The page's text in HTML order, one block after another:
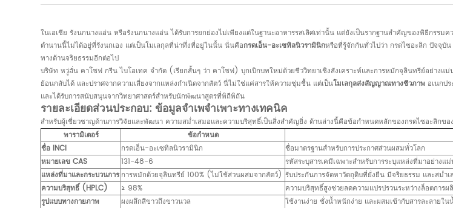
ในเอเชีย รังนกนางแอ่น หรือรังนกนางแอ่น ได้รับการยกย่องไม่เพียงแต่ในฐานะอาหารรสเลิศเท่านั้น แต่ยังเป็นรากฐานสำคัญของพิธีกรร
ตำนานนี้ไม่ได้อยู่ที่รังนกเอง แต่เป็นโมเลกุลที่น่าทึ่งที่อยู่ในนั้น นั่นคือกรดเอ็น-อะเซทิลนิวรามินิกหรือที่รู้จักกันทั่วไปว่า กรดไซอะลิก ปัจจุบั
ทางด้านจริยธรรมอีกต่อไป
บริษัท หวู่ฮั่น คาโซฟ กรีน ไบโอเทค จำกัด (เรียกสั้นๆ ว่า คาโซฟ) บุกเบิกบทใหม่ด้วยชีววิทยาเชิงสังเคราะห์และการหมักจุลินทรีย์อย่าง
ย้อนกลับได้ และปราศจากความเสี่ยงจากแหล่งกำเนิดจากสัตว์ นี่ไม่ใช่แค่สารให้ความชุ่มชื้น แต่เป็นโมเลกุลส่งสัญญาณทางชีวภาพ อเนกป
และได้รับการสนับสนุนจากวิทยาศาสตร์สำหรับนักพัฒนาสูตรที่พิถีพิถัน
รายละเอียดส่วนประกอบ: ข้อมูลจำเพจำเพาะทางเทคนิค
สำหรับผู้เชี่ยวชาญด้านการวิจัยและพัฒนา ความสม่ำเสมอและความบริสุทธิ์เป็นสิ่งสำคัญยิ่ง ด้านล่างนี้คือข้อกำหนดหลักของกรดไซอะลิกข
พารามิเตอร์
ข้อกำหนด
ชื่อ INCI
กรดเอ็น-อะเซทิลนิวรามินิก
ชื่อมาตรฐานสำหรับการประกาศส่วนผสมทั่วโลก
หมายเลข CAS
131-48-6
รหัสระบุสารเคมีเฉพาะสำหรับการระบุแหล่งที่มาอย่างแ
แหล่งที่มาและกระบวนการการหมักด้วยจุลินทรีย์ 100% (ไม่ใช้ส่วนผสมจากสัตว์) รับประกันการจัดหาวัตถุดิบที่ยั่งยืน มีจริยธรรม และสม่
ความบริสุทธิ์ (HPLC)
≥ 98%
ความบริสุทธิ์สูงช่วยลดความแปรปรวนระหว่างล็อตการ
รูปแบบทางกายภาพ
ผงผลึกสีขาวถึงขาวนวล
ใช้งานง่าย ชั่งน้ำหนักง่าย และผสมเข้ากับสารละลายใน